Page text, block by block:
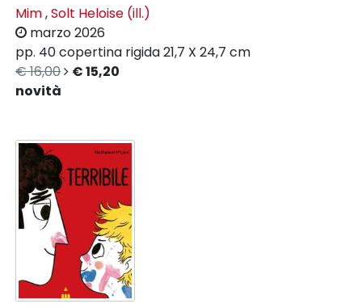
Mim,Solt Heloise (ill.)
marzo 2026
pp. 40copertina rigida21,7 X 24,7 cm
€ 16,00
€ 15,20
novità